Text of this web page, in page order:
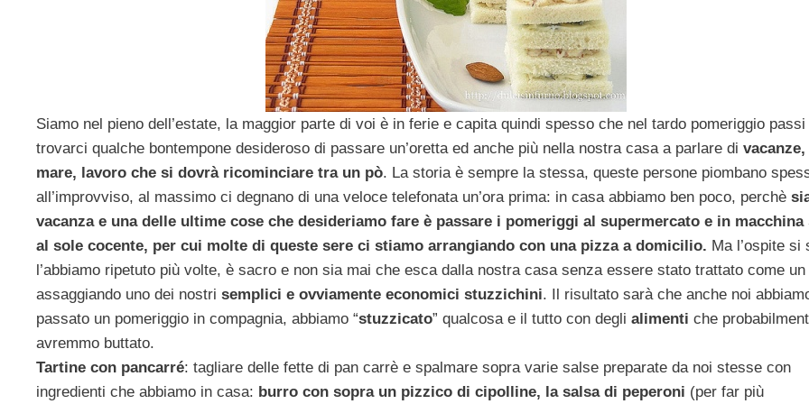
Siamo nel pieno dell’estate, la maggior parte di voi è in ferie e capita quindi spesso che nel tardo pomeriggio passi
trovarci qualche bontempone desideroso di passare un’oretta ed anche più nella nostra casa a parlare di
mare, lavoro che si dovrà ricominciare tra un pò. La storia è sempre la stessa, queste persone piombano
all’improvviso, al massimo ci degnano di una veloce telefonata un’ora prima: in casa abbiamo ben poco, perchè
vacanza e una delle ultime cose che desideriamo fare è passare i pomeriggi al supermercato e in
al sole cocente, per cui molte di queste sere ci stiamo arrangiando con una pizza a domicilio. Ma l’ospite si
l’abbiamo ripetuto più volte, è sacro e non sia mai che esca dalla nostra casa senza essere stato trattato come
assaggiando uno dei nostri semplici e ovviamente economici stuzzichini. Il risultato sarà che anche noi
passato un pomeriggio in compagnia, abbiamo “stuzzicato” qualcosa e il tutto con degli alimenti che
avremmo buttato.
Tartine con pancarré: tagliare delle fette di pan carrè e spalmare sopra varie salse preparate da noi stesse con
ingredienti che abbiamo in casa: burro con sopra un pizzico di cipolline, la salsa di peperoni (per far più